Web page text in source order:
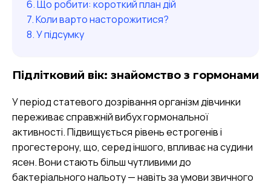
Що робити: короткий план дій
Коли варто насторожитися?
У підсумку
Підлітковий вік: знайомство з гормонами
У період статевого дозрівання організм дівчинки
переживає справжній вибух гормональної
активності. Підвищується рівень естрогенів і
прогестерону, що, серед іншого, впливає на судини
ясен. Вони стають більш чутливими до
бактеріального нальоту — навіть за умови звичного